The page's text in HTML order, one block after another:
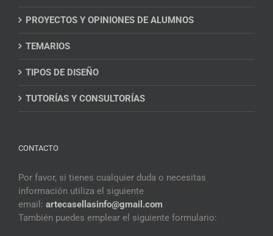
PROYECTOS Y OPINIONES DE ALUMNOS
TEMARIOS
TIPOS DE DISEÑO
TUTORÍAS Y CONSULTORÍAS
CONTACTO
Por favor, si tienes cualquier duda o necesitas
información utiliza el siguiente
email: artecasellasinfo@gmail.com
También puedes emplear el siguiente formulario: